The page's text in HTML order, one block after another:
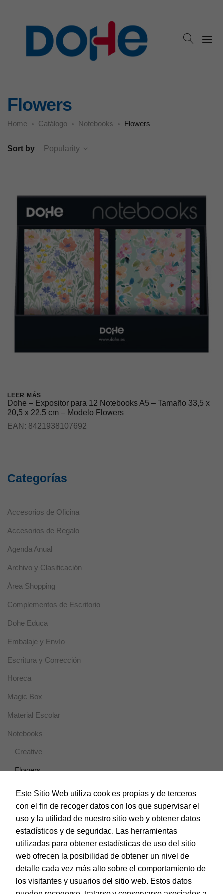
Flowers
Home Catálogo Notebooks Flowers
Sort by Popularity
LEER MÁS
Dohe – Expositor para 12 Notebooks A5 – Tamaño 33,5 x
20,5 x 22,5 cm – Modelo Flowers
EAN: 8421938107692
Categorías
Accesorios de Oficina
Accesorios de Regalo
Agenda Anual
Archivo y Clasificación
Área Shopping
Complementos de Escritorio
Dohe Educa
Embalaje y Envío
Escritura y Corrección
Horeca
Magic Box
Material Escolar
Notebooks
Creative
Flowers
Modernist
Officer
Travel
Vesta Nature
Papel y Manipulados
Protección y Presentación
Este Sitio Web utiliza cookies propias y de terceros
con el fin de recoger datos con los que supervisar el
uso y la utilidad de nuestro sitio web y obtener datos
estadísticos y de seguridad. Las herramientas
utilizadas para obtener estadísticas de uso del sitio
web ofrecen la posibilidad de obtener un nivel de
detalle cada vez más alto sobre el comportamiento de
los visitantes y usuarios del sitio web. Estos datos